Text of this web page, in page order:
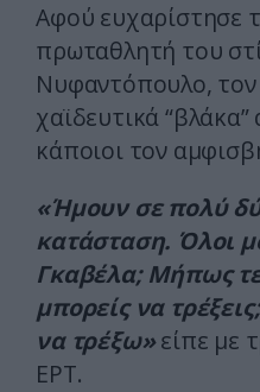
Αφού ευχαρίστησε
πρωταθλητή του
Νυφαντόπουλο,
χαϊδευτικά
κάποιοι τον
«Ήμουν σε πολύ
κατάσταση. Όλοι
Γκαβέλα; Μήπως
μπορείς να
να τρέξω»είπε με
ΕΡΤ.